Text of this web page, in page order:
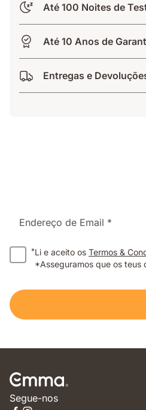
Até 100 Noites de
Até 10 Anos de
Entregas e
Endereço de Email *
*Li e aceito os Termos &
*Asseguramos que os teus
Segue-nos